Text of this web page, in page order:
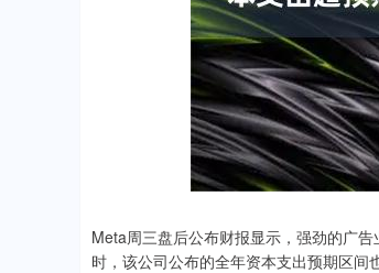
Meta周三盘后公布财报显示，强劲的广
时，该公司公布的全年资本支出预期区间
深证成指 14110.12